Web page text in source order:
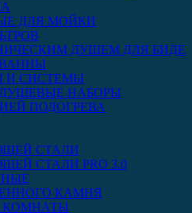
ДЛЯ МОЙКИ
ДУШЕМ ДЛЯ БИДЕ
И СИСТЕМЫ
НАБОРЫ
ПОДОГРЕВА
СТАЛИ
СТАЛИ PRO 3.0
КАМНЯ